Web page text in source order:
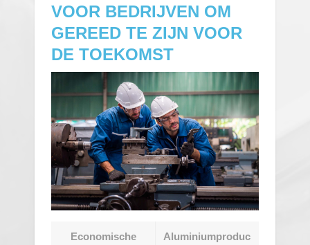
VOOR BEDRIJVEN OM
GEREED TE ZIJN VOOR
DE TOEKOMST
Economische
Aluminiumproduc